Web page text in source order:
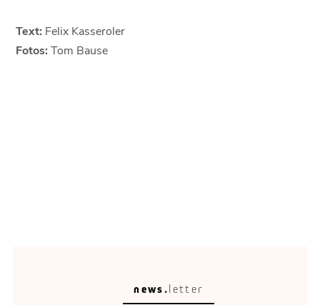
Text: Felix Kasseroler
Fotos: Tom Bause
news.letter